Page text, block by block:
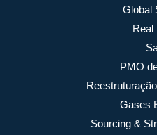
Global
Real
PMO
Gases
Sourcing &